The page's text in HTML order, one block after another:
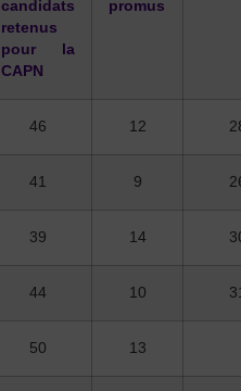
candidats
retenus
pour la
CAPN
promus
46 12
41 9
39 14
44 10
50 13